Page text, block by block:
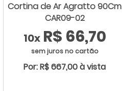
Cortina de Ar Agratto 90Cm
CAR09-02
10x R$ 66,70
sem juros no cartão
Por: R$ 667,00 à vista